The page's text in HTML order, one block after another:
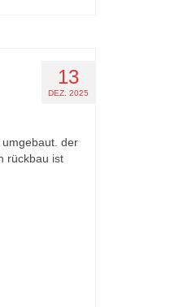
13
DEZ. 2025
der
rückbau ist